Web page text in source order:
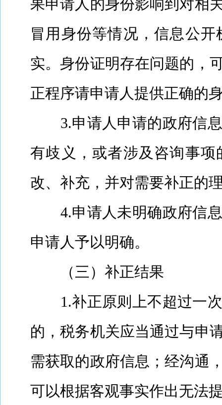
果申请人的身份影响到对相
冒用身份等情况，信息公
实。身份证明存在问题的，
正程序请申请人提供正确的
3.申请人申请的政府信
有歧义，或者涉及咨询事
改、补充，并对需要补正的
4.申请人未明确政府信
申请人予以明确。
（三）补正结果
1.补正原则上不超过一
的，税务机关应当通过与申
需获取的政府信息；经沟通
可以根据客观事实作出无法